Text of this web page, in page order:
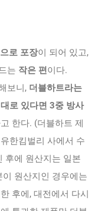
로 포장이 되어 있고,
는 작은 편 이다.
보니, 더블하트라는
로 있다면 3중 방사
한다. (더블하트 제
한킴벌리 사에서 수
후에 원산지는 일본
원산지인 경우에는
후에, 대전에서 다시